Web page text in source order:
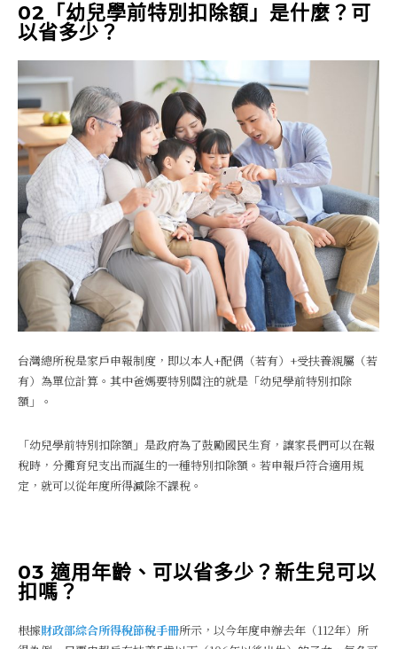
02「幼兒學前特別扣除額」是什麼？可
以省多少？
台灣總所稅是家戶申報制度，即以本人+配偶（若有）+受扶養親屬（若
有）為單位計算。其中爸媽要特別關注的就是「幼兒學前特別扣除
額」。
「幼兒學前特別扣除額」是政府為了鼓勵國民生育，讓家長們可以在報
稅時，分攤育兒支出而誕生的一種特別扣除額。若申報戶符合適用規
定，就可以從年度所得減除不課稅。
03 適用年齡、可以省多少？新生兒可以
扣嗎？
根據財政部綜合所得稅節稅手冊所示，以今年度申辦去年（112年）所